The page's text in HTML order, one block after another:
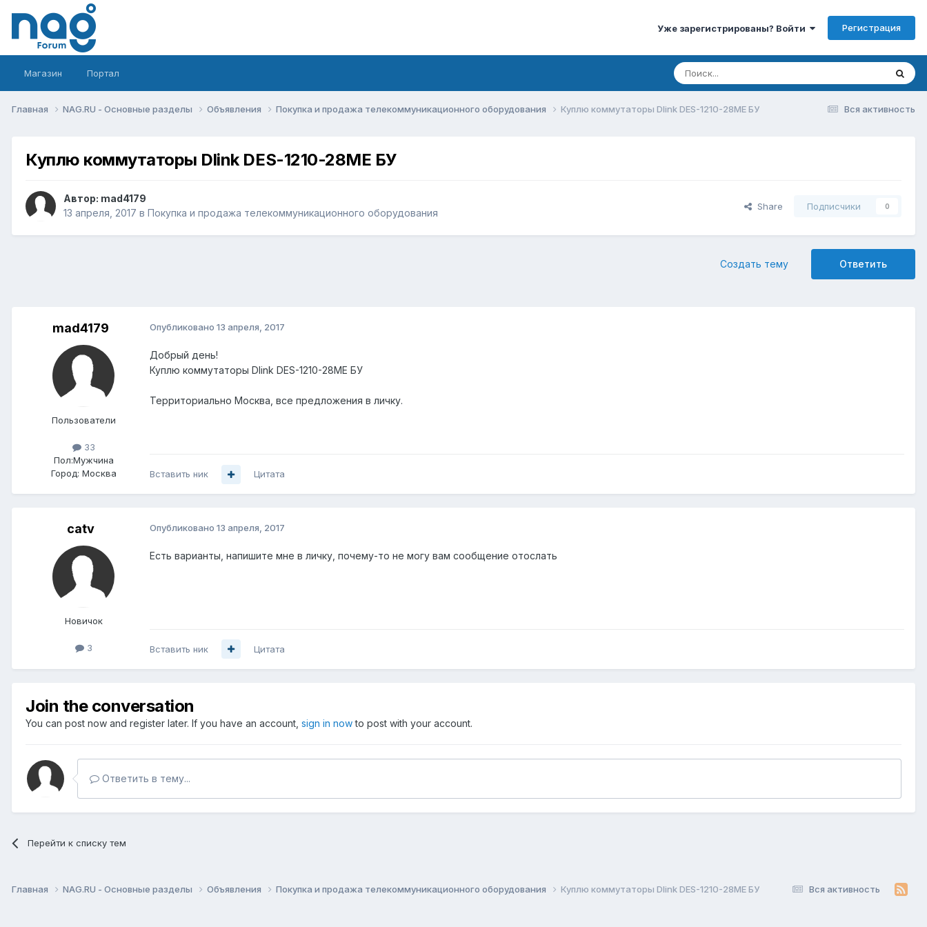
Уже зарегистрированы? Войти Регистрация
Магазин Портал
Вся активность
Главная NAG.RU - Основные разделы Объявления Покупка и продажа телекоммуникационного оборудования Куплю коммутаторы Dlink DES-1210-28ME БУ
Куплю коммутаторы Dlink DES-1210-28ME БУ
Автор: mad4179
13 апреля, 2017 в Покупка и продажа телекоммуникационного оборудования
Share Подписчики 0
Ответить
Создать тему
mad4179
Пользователи
33
Пол:Мужчина
Город: Москва
Опубликовано 13 апреля, 2017
Добрый день!
Куплю коммутаторы Dlink DES-1210-28ME БУ
Территориально Москва, все предложения в личку.
Вставить ник Цитата
catv
Новичок
3
Опубликовано 13 апреля, 2017
Есть варианты, напишите мне в личку, почему-то не могу вам сообщение отослать
Вставить ник Цитата
Join the conversation
You can post now and register later. If you have an account, sign in nowto post with your account.
Ответить в тему...
Перейти к списку тем
Вся активность
Главная NAG.RU - Основные разделы Объявления Покупка и продажа телекоммуникационного оборудования Куплю коммутаторы Dlink DES-1210-28ME БУ